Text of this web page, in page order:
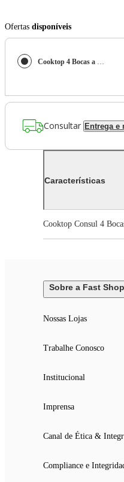
Ofertas disponíveis
Cooktop 4 Bocas a Gás Consul com Grades Estáveis e Mesa de Vidro - CD060BE
Consultar Entrega e
Características
Cooktop Consul 4
Sobre a Fast Shop
Nossas Lojas
Trabalhe Conosco
Institucional
Imprensa
Canal de Ética &
Compliance e